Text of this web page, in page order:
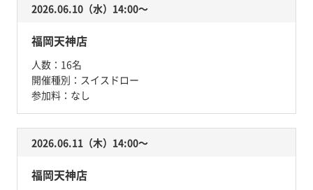
2026.06.10（水）14:00〜
福岡天神店
人数： 16名
開催種別： スイスドロー
参加料： なし
2026.06.11（木）14:00〜
福岡天神店